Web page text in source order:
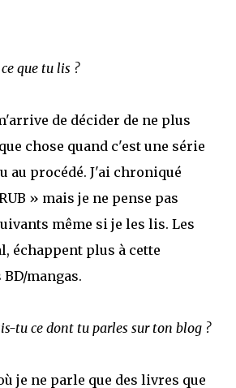
que tu lis ?
de décider de ne plus
chose quand c'est une série
au procédé. J'ai chroniqué
» mais je ne pense pas
même si je les lis. Les
échappent plus à cette
mangas.
tu ce dont tu parles sur ton blog ?
je ne parle que des livres que